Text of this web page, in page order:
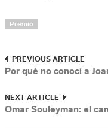
Premio
PREVIOUS ARTICLE
Por qué no conocí a
NEXT ARTICLE
Omar Souleyman: el